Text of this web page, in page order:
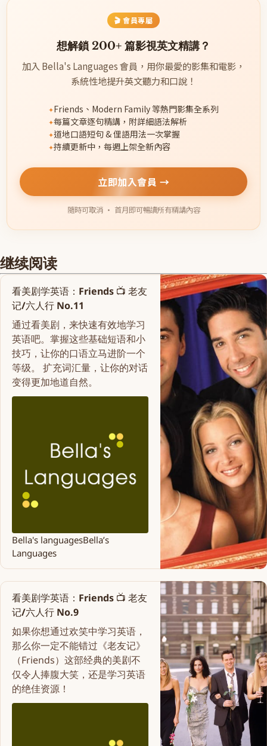
🎬 會員專屬
想解鎖 200+ 篇影視英文精講？
加入 Bella's Languages 會員，用你最愛的影集和電影，
系統性地提升英文聽力和口說！
Friends、Modern Family 等熱門影集全系列
每篇文章逐句精講，附詳細語法解析
道地口語短句 & 俚語用法一次掌握
持續更新中，每週上架全新內容
立即加入會員 →
隨時可取消 · 首月即可暢讀所有精講內容
继续阅读
看美剧学英语：Friends 📺 老友
记/六人行 No.11
通过看美剧，来快速有效地学习
英语吧。掌握这些基础短语和小
技巧，让你的口语立马进阶一个
等级。 扩充词汇量，让你的对话
变得更加地道自然。
Bella's languagesBella’s
Languages
看美剧学英语：Friends 📺 老友
记/六人行 No.9
如果你想通过欢笑中学习英语，
那么你一定不能错过《老友记》
（Friends）这部经典的美剧不
仅令人捧腹大笑，还是学习英语
的绝佳资源！